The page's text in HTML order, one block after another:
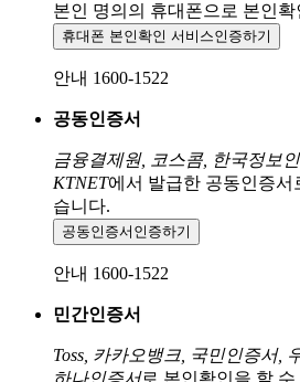
본인 명의의 휴대폰으로 본인확
휴대폰 본인확인 서비스인증하기
안내 1600-1522
공동인증서
금융결제원, 코스콤, 한국정보
KTNET에서 발급한 공동인증서
습니다.
공동인증서 인증하기
안내 1600-1522
민간인증서
Toss, 카카오뱅크, 국민인증서,